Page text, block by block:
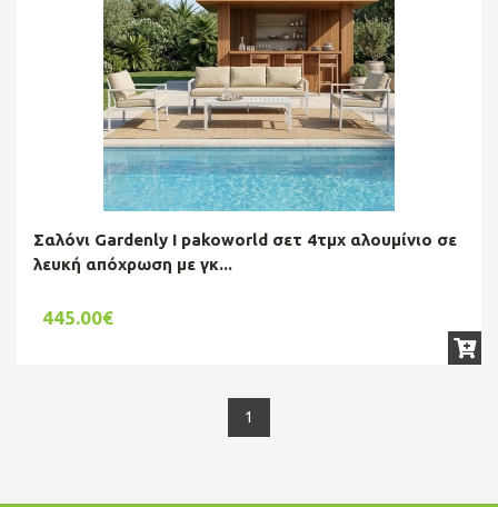
Σαλόνι Gardenly Ι pakoworld σετ 4τμχ αλουμίνιο σε
λευκή απόχρωση με γκ...
445.00€
1